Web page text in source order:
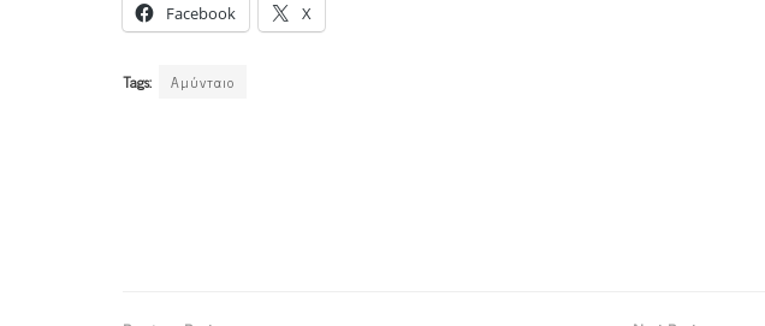
Facebook X
Tags: Αμύνταιο